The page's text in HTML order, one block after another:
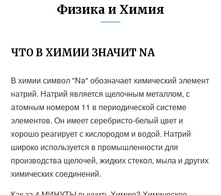
Физика и Химия
ЧТО В ХИМИИ ЗНАЧИТ NA
В химии символ "Na" обозначает химический элемент
натрий. Натрий является щелочным металлом, с
атомным номером 11 в периодической системе
элементов. Он имеет серебристо-белый цвет и
хорошо реагирует с кислородом и водой. Натрий
широко используется в промышленности для
производства щелочей, жидких стекол, мыла и других
химических соединений.